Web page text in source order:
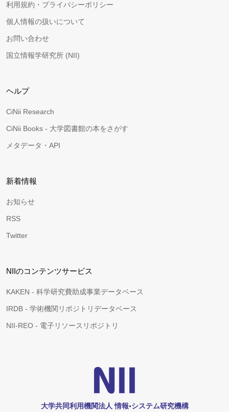
利用規約・プライバシーポリシー
個人情報の扱いについて
お問い合わせ
国立情報学研究所 (NII)
ヘルプ
CiNii Research
CiNii Books - 大学図書館の本をさがす
メタデータ・API
新着情報
お知らせ
RSS
Twitter
NIIのコンテンツサービス
KAKEN - 科学研究費助成事業データベース
IRDB - 学術機関リポジトリデータベース
NII-REO - 電子リソースリポジトリ
大学共同利用機関法人 情報•システム研究機構